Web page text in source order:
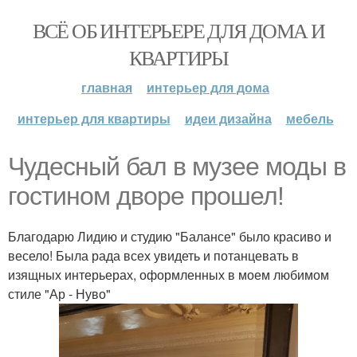
ВСЁ ОБ ИНТЕРЬЕРЕ ДЛЯ ДОМА И
КВАРТИРЫ
главная
интерьер для дома
интерьер для квартиры
идеи дизайна мебель
Чудесный бал в музее моды в
гостином дворе прошел!
Благодарю Лидию и студию "Балансе" было красиво и
весело! Была рада всех увидеть и потанцевать в
изящных интерьерах, оформленных в моем любимом
стиле "Ар - Нуво"